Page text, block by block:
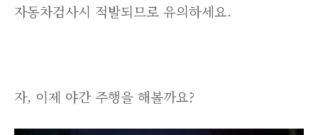
자동차검사시 적발되므로 유의하세요.
자, 이제 야간 주행을 해볼까요?